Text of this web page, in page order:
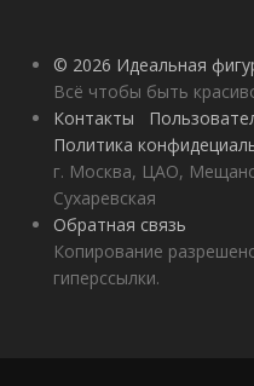
© 2026 Идеальная
Всё чтобы быть
Контакты
Политика
г. Москва, ЦАО,
Сухаревская
Обратная связь
Копирование
гиперссылки.